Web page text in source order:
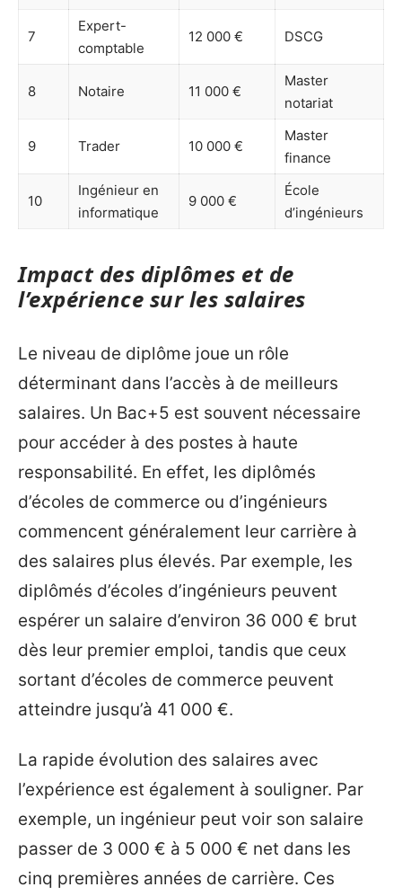
7
Expert-
comptable
12 000 € DSCG
8 Notaire 11 000 €
Master
notariat
9 Trader 10 000 €
Master
finance
10
Ingénieur en
informatique
9 000 €
École
d’ingénieurs
Impact des diplômes et de
l’expérience sur les salaires
Le niveau de diplôme joue un rôle
déterminant dans l’accès à de meilleurs
salaires. Un Bac+5 est souvent nécessaire
pour accéder à des postes à haute
responsabilité. En effet, les diplômés
d’écoles de commerce ou d’ingénieurs
commencent généralement leur carrière à
des salaires plus élevés. Par exemple, les
diplômés d’écoles d’ingénieurs peuvent
espérer un salaire d’environ 36 000 € brut
dès leur premier emploi, tandis que ceux
sortant d’écoles de commerce peuvent
atteindre jusqu’à 41 000 €.
La rapide évolution des salaires avec
l’expérience est également à souligner. Par
exemple, un ingénieur peut voir son salaire
passer de 3 000 € à 5 000 € net dans les
cinq premières années de carrière. Ces